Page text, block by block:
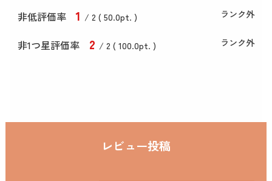
非低評価率 1 / 2 ( 50.0pt. ) ランク外
非1つ星評価率 2 / 2 ( 100.0pt. ) ランク外
レビュー投稿